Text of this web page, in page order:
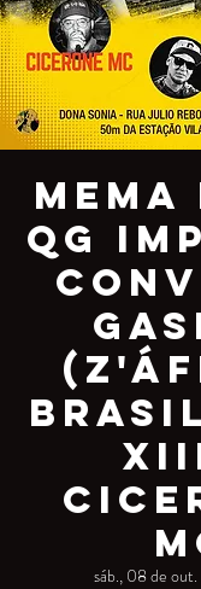
QG
sáb., 08 de out.